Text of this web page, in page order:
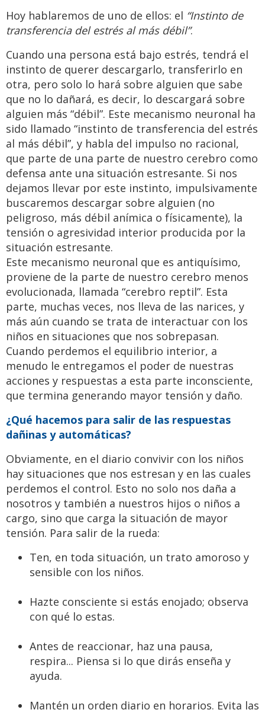
Hoy hablaremos de uno de ellos: el “Instinto de
transferencia del estrés al más débil”.
Cuando una persona está bajo estrés, tendrá el
instinto de querer descargarlo, transferirlo en
otra, pero solo lo hará sobre alguien que sabe
que no lo dañará, es decir, lo descargará sobre
alguien más “débil”. Este mecanismo neuronal ha
sido llamado “instinto de transferencia del estrés
al más débil”, y habla del impulso no racional,
que parte de una parte de nuestro cerebro como
defensa ante una situación estresante. Si nos
dejamos llevar por este instinto, impulsivamente
buscaremos descargar sobre alguien (no
peligroso, más débil anímica o físicamente), la
tensión o agresividad interior producida por la
situación estresante.
Este mecanismo neuronal que es antiquísimo,
proviene de la parte de nuestro cerebro menos
evolucionada, llamada “cerebro reptil”. Esta
parte, muchas veces, nos lleva de las narices, y
más aún cuando se trata de interactuar con los
niños en situaciones que nos sobrepasan.
Cuando perdemos el equilibrio interior, a
menudo le entregamos el poder de nuestras
acciones y respuestas a esta parte inconsciente,
que termina generando mayor tensión y daño.
¿Qué hacemos para salir de las respuestas
dañinas y automáticas?
Obviamente, en el diario convivir con los niños
hay situaciones que nos estresan y en las cuales
perdemos el control. Esto no solo nos daña a
nosotros y también a nuestros hijos o niños a
cargo, sino que carga la situación de mayor
tensión. Para salir de la rueda:
Ten, en toda situación, un trato amoroso y
sensible con los niños.
Hazte consciente si estás enojado; observa
con qué lo estas.
Antes de reaccionar, haz una pausa,
respira... Piensa si lo que dirás enseña y
ayuda.
Mantén un orden diario en horarios. Evita las